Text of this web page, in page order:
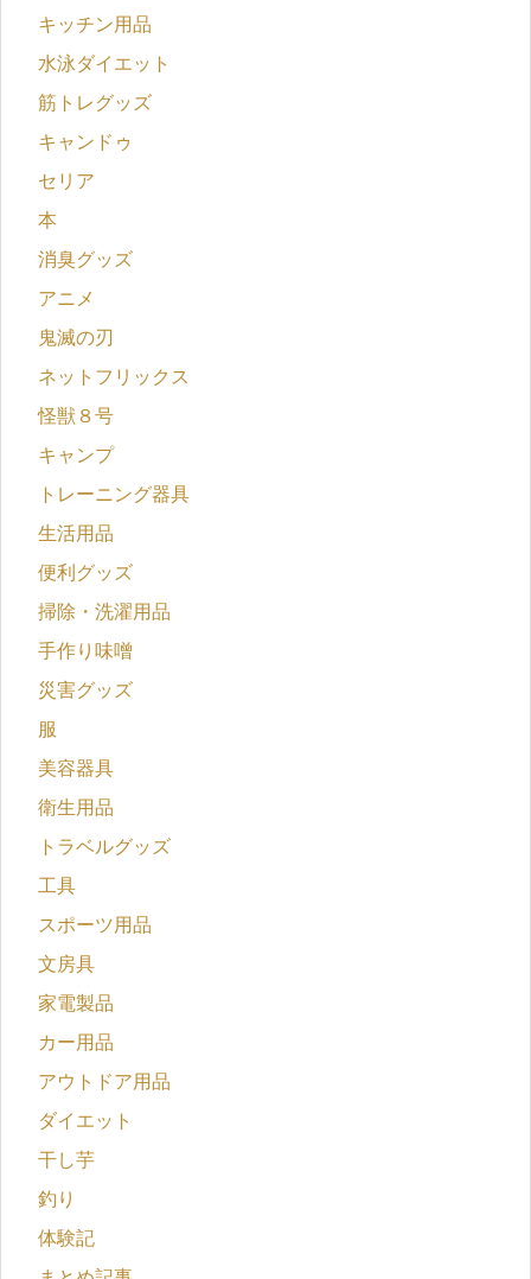
キッチン用品
水泳ダイエット
筋トレグッズ
キャンドゥ
セリア
本
消臭グッズ
アニメ
鬼滅の刃
ネットフリックス
怪獣８号
キャンプ
トレーニング器具
生活用品
便利グッズ
掃除・洗濯用品
手作り味噌
災害グッズ
服
美容器具
衛生用品
トラベルグッズ
工具
スポーツ用品
文房具
家電製品
カー用品
アウトドア用品
ダイエット
干し芋
釣り
体験記